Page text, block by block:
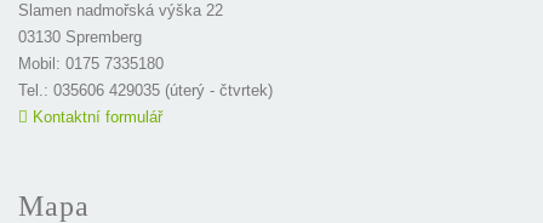
Slamen nadmořská výška 22
03130 Spremberg
Mobil: 0175 7335180
Tel.: 035606 429035 (úterý - čtvrtek)
Kontaktní formulář
Mapa